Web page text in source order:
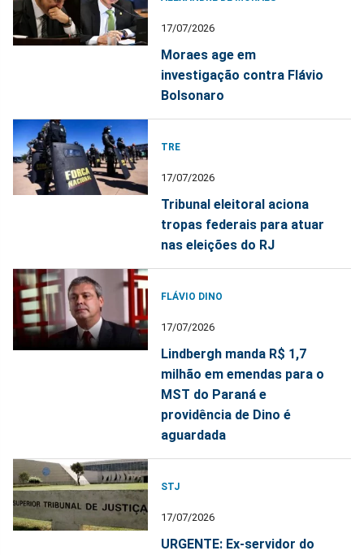
17/07/2026
Moraes age em
investigação contra Flávio
Bolsonaro
TRE
17/07/2026
Tribunal eleitoral aciona
tropas federais para atuar
nas eleições do RJ
FLÁVIO DINO
17/07/2026
Lindbergh manda R$ 1,7
milhão em emendas para o
MST do Paraná e
providência de Dino é
aguardada
STJ
17/07/2026
URGENTE: Ex-servidor do